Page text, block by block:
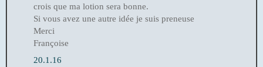
crois que ma lotion sera bonne.
Si vous avez une autre idée je suis preneuse
Merci
Françoise
20.1.16